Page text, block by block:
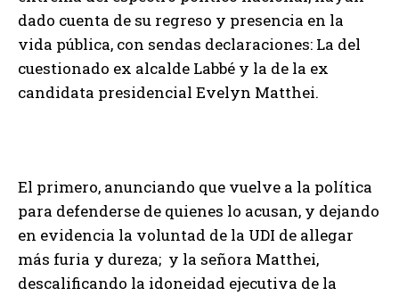
dado cuenta de su regreso y presencia en la
vida pública, con sendas declaraciones: La del
cuestionado ex alcalde Labbé y la de la ex
candidata presidencial Evelyn Matthei.
El primero, anunciando que vuelve a la política
para defenderse de quienes lo acusan, y dejando
en evidencia la voluntad de la UDI de allegar
más furia y dureza; y la señora Matthei,
descalificando la idoneidad ejecutiva de la